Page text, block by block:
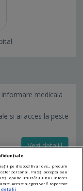
medicala
si ai acces la peste
Vezi detalii!
pe dispozitivul dvs., precum
personal. Puteți accepta sau
opune utilizării unui interes
Aceste alegeri vor fi raportate
detalii